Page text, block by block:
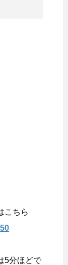
こちら
5分ほどで